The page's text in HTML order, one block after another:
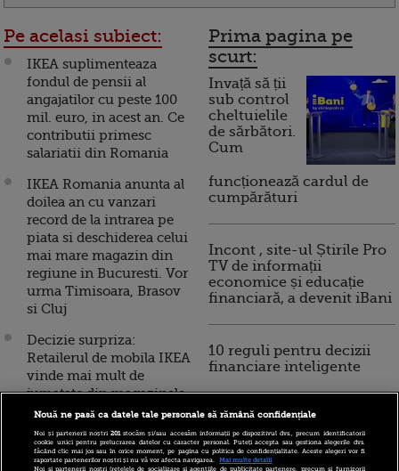
Pe acelasi subiect:
IKEA suplimenteaza
fondul de pensii al
angajatilor cu peste 100
mil. euro, in acest an. Ce
contributii primesc
salariatii din Romania
IKEA Romania anunta al
doilea an cu vanzari
record de la intrarea pe
piata si deschiderea celui
mai mare magazin din
regiune in Bucuresti. Vor
urma Timisoara, Brasov
si Cluj
Decizie surpriza:
Retailerul de mobila IKEA
vinde mai mult de
jumatate din magazinele
pe care le detine in
Europa, pe care spera sa
obtina 900 mil. euro
Prima pagina pe
scurt:
Invață să ții
sub control
cheltuielile
de sărbători.
Cum
funcționează cardul de
cumpărături
Incont , site-ul Știrile Pro
TV de informații
economice și educație
financiară, a devenit iBani
10 reguli pentru decizii
financiare inteligente
Nouă ne pasă ca datele tale personale să rămână confidențiale
Noi și partenerii noștri201stocăm și/sau accesăm informații pe dispozitivul dvs., precum identificatorii
cookie unici pentru prelucrarea datelor cu caracter personal. Puteți accepta sau gestiona alegerile dvs.
făcând clic mai jos sau în orice moment, pe pagina cu politica de confidențialitate. Aceste alegeri vor fi
raportate partenerilor noștri și nu vă vor afecta navigarea.
Mai multe detalii
Noi si partenerii nostri (retelele de socializare si agentiile de publicitate partenere, precum si furnizorii